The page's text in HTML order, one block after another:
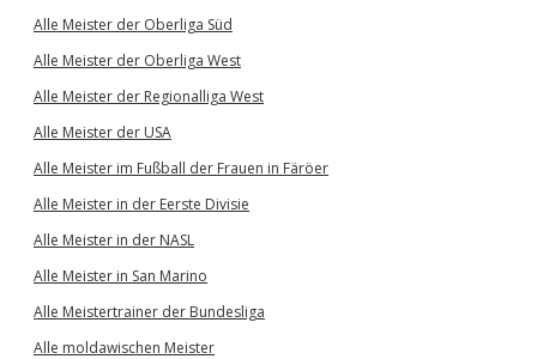
Alle Meister der Oberliga Süd
Alle Meister der Oberliga West
Alle Meister der Regionalliga West
Alle Meister der USA
Alle Meister im Fußball der Frauen in Färöer
Alle Meister in der Eerste Divisie
Alle Meister in der NASL
Alle Meister in San Marino
Alle Meistertrainer der Bundesliga
Alle moldawischen Meister